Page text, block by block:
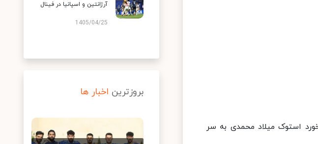
استوک میلاد محمدی به سر
آرژانتین و اسپانیا در فینال
1405/04/25
بروزترین اخبار ها